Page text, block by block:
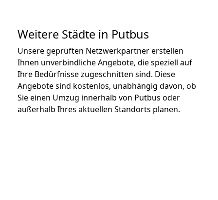
Weitere Städte in Putbus
Unsere geprüften Netzwerkpartner erstellen
Ihnen unverbindliche Angebote, die speziell auf
Ihre Bedürfnisse zugeschnitten sind. Diese
Angebote sind kostenlos, unabhängig davon, ob
Sie einen Umzug innerhalb von Putbus oder
außerhalb Ihres aktuellen Standorts planen.